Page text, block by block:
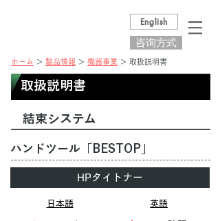
English
咨询方式
ホーム ＞ 製品情報 ＞ 機器事業 ＞ 取扱説明書
取扱説明書
結束システム
ハンドツール「BESTOP」
HPタイトナー
日本語 英語